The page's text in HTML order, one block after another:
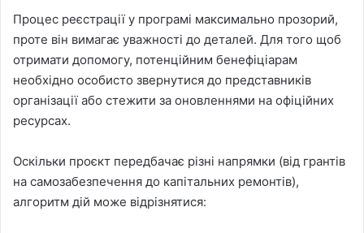
Процес реєстрації у програмі максимально прозорий,
проте він вимагає уважності до деталей. Для того щоб
отримати допомогу, потенційним бенефіціарам
необхідно особисто звернутися до представників
організації або стежити за оновленнями на офіційних
ресурсах.
Оскільки проєкт передбачає різні напрямки (від грантів
на самозабезпечення до капітальних ремонтів),
алгоритм дій може відрізнятися: